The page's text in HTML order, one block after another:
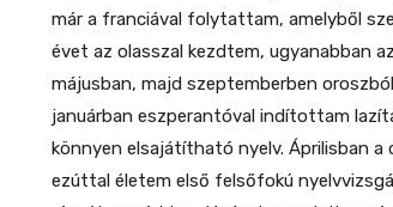
már a franciával folytattam, amelyből
évet az olasszal kezdtem, ugyanabban
májusban, majd szeptemberben
januárban eszperantóval indítottam
könnyen elsajátítható nyelv. Áprilisban
ezúttal életem első felsőfokú